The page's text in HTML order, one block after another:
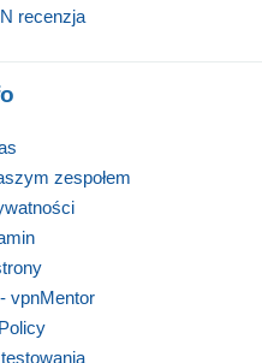
recenzja
zespołem
vpnMentor